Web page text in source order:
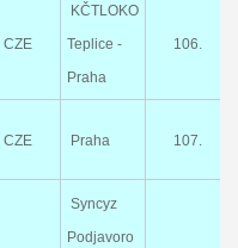
CZE
KČTLOKO
Teplice -
Praha
106.
CZE Praha 107.
Syncyz
Podjavoro